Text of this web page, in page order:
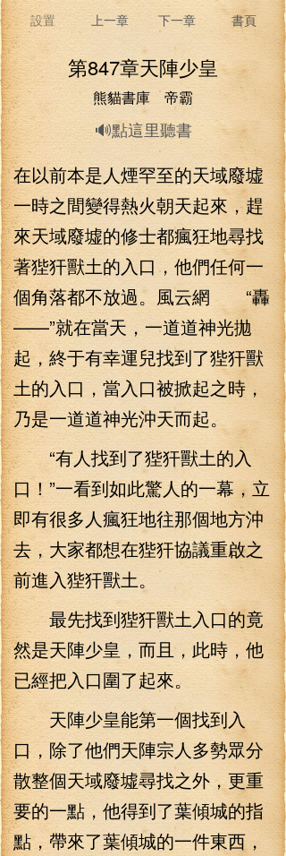
設置 上一章 下一章 書頁
第847章天陣少皇
熊貓書庫 帝霸
🔊點這里聽書
在以前本是人煙罕至的天域廢墟
一時之間變得熱火朝天起來，趕
來天域廢墟的修士都瘋狂地尋找
著狴犴獸土的入口，他們任何一
個角落都不放過。風云網 “轟
——”就在當天，一道道神光拋
起，終于有幸運兒找到了狴犴獸
土的入口，當入口被掀起之時，
乃是一道道神光沖天而起。
“有人找到了狴犴獸土的入
口！”一看到如此驚人的一幕，立
即有很多人瘋狂地往那個地方沖
去，大家都想在狴犴協議重啟之
前進入狴犴獸土。
最先找到狴犴獸土入口的竟
然是天陣少皇，而且，此時，他
已經把入口圍了起來。
天陣少皇能第一個找到入
口，除了他們天陣宗人多勢眾分
散整個天域廢墟尋找之外，更重
要的一點，他得到了葉傾城的指
點，帶來了葉傾城的一件東西，